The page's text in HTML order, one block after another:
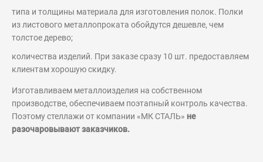
типа и толщины материала для изготовления полок. Полки
из листового металлопроката обойдутся дешевле, чем
толстое дерево;
количества изделий. При заказе сразу 10 шт. предоставляем
клиентам хорошую скидку.
Изготавливаем металлоизделия на собственном
производстве, обеспечиваем поэтапный контроль качества.
Поэтому стеллажи от компании «МК СТАЛЬ» не
разочаровывают заказчиков.